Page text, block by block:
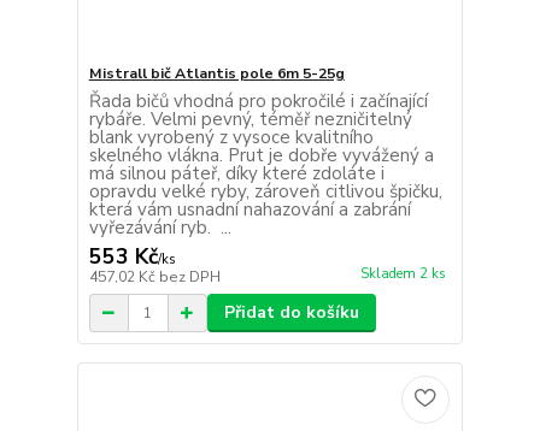
Mistrall bič Atlantis pole 6m 5-25g
Řada bičů vhodná pro pokročilé i začínající
rybáře. Velmi pevný, téměř nezničitelný
blank vyrobený z vysoce kvalitního
skelného vlákna. Prut je dobře vyvážený a
má silnou páteř, díky které zdoláte i
opravdu velké ryby, zároveň citlivou špičku,
která vám usnadní nahazování a zabrání
vyřezávání ryb. ...
553 Kč/ks
457,02 Kč bez DPH Skladem 2 ks
Přidat do košíku